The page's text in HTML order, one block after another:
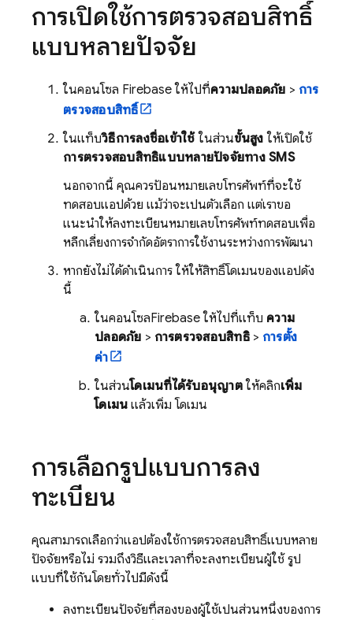
การเปิดใช้การตรวจสอบสิทธิ์
แบบหลายปัจจัย
ในคอนโซล Firebase ให้ไปที่ความปลอดภัย > การ
ตรวจสอบสิทธิ์
ในแท็บวิธีการลงชื่อเข้าใช้ ในส่วนขั้นสูง ให้เปิดใช้
การตรวจสอบสิทธิ์แบบหลายปัจจัยทาง SMS
นอกจากนี้ คุณควรป้อนหมายเลขโทรศัพท์ที่จะใช้
ทดสอบแอปด้วย แม้ว่าจะเป็นตัวเลือก แต่เราขอ
แนะนำให้ลงทะเบียนหมายเลขโทรศัพท์ทดสอบเพื่อ
หลีกเลี่ยงการจำกัดอัตราการใช้งานระหว่างการพัฒนา
หากยังไม่ได้ดำเนินการ ให้ให้สิทธิ์โดเมนของแอปดัง
นี้
ในคอนโซลFirebase ให้ไปที่แท็บ ความ
ปลอดภัย > การตรวจสอบสิทธิ์> การตั้ง
ค่า
ในส่วนโดเมนที่ได้รับอนุญาตให้คลิกเพิ่ม
โดเมน แล้วเพิ่ม โดเมน
การเลือกรูปแบบการลง
ทะเบียน
คุณสามารถเลือกว่าแอปต้องใช้การตรวจสอบสิทธิ์แบบหลาย
ปัจจัยหรือไม่ รวมถึงวิธีและเวลาที่จะลงทะเบียนผู้ใช้ รูป
แบบที่ใช้กันโดยทั่วไปมีดังนี้
ลงทะเบียนปัจจัยที่สองของผู้ใช้เป็นส่วนหนึ่งของการ